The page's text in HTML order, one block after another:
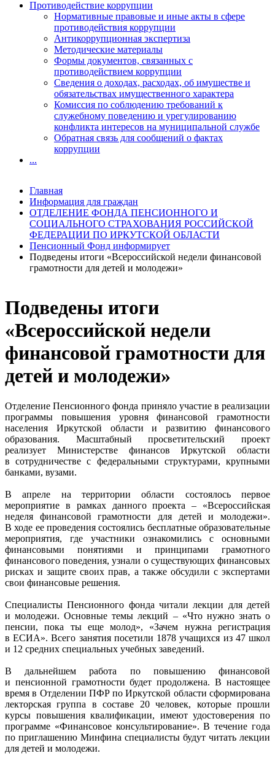
Подведены итоги
«Всероссийской недели
финансовой грамотности для
детей и молодежи»
Отделение Пенсионного фонда приняло участие в реализации
программы повышения уровня финансовой грамотности
населения Иркутской области и развитию финансового
образования. Масштабный просветительский проект
реализует Министерстве финансов Иркутской области
в сотрудничестве с федеральными структурами, крупными
банками, вузами.
В апреле на территории области состоялось первое
мероприятие в рамках данного проекта – «Всероссийская
неделя финансовой грамотности для детей и молодежи».
В ходе ее проведения состоялись бесплатные образовательные
мероприятия, где участники ознакомились с основными
финансовыми понятиями и принципами грамотного
финансового поведения, узнали о существующих финансовых
рисках и защите своих прав, а также обсудили с экспертами
свои финансовые решения.
Специалисты Пенсионного фонда читали лекции для детей
и молодежи. Основные темы лекций – «Что нужно знать о
пенсии, пока ты еще молод», «Зачем нужна регистрация
в ЕСИА». Всего занятия посетили 1878 учащихся из 47 школ
и 12 средних специальных учебных заведений.
В дальнейшем работа по повышению финансовой
и пенсионной грамотности будет продолжена. В настоящее
время в Отделении ПФР по Иркутской области сформирована
лекторская группа в составе 20 человек, которые прошли
курсы повышения квалификации, имеют удостоверения по
программе «Финансовое консультирование». В течение года
по приглашению Минфина специалисты будут читать лекции
для детей и молодежи.
Противодействие коррупции
Нормативные правовые и иные акты в сфере
противодействия коррупции
Антикоррупционная экспертиза
Методические материалы
Формы документов, связанных с
противодействием коррупции
Сведения о доходах, расходах, об имуществе и
обязательствах имущественного характера
Комиссия по соблюдению требований к
служебному поведению и урегулированию
конфликта интересов на муниципальной службе
Обратная связь для сообщений о фактах
коррупции
...
Главная
Информация для граждан
ОТДЕЛЕНИЕ ФОНДА ПЕНСИОННОГО И
СОЦИАЛЬНОГО СТРАХОВАНИЯ РОССИЙСКОЙ
ФЕДЕРАЦИИ ПО ИРКУТСКОЙ ОБЛАСТИ
Пенсионный Фонд информирует
Подведены итоги «Всероссийской недели финансовой
грамотности для детей и молодежи»